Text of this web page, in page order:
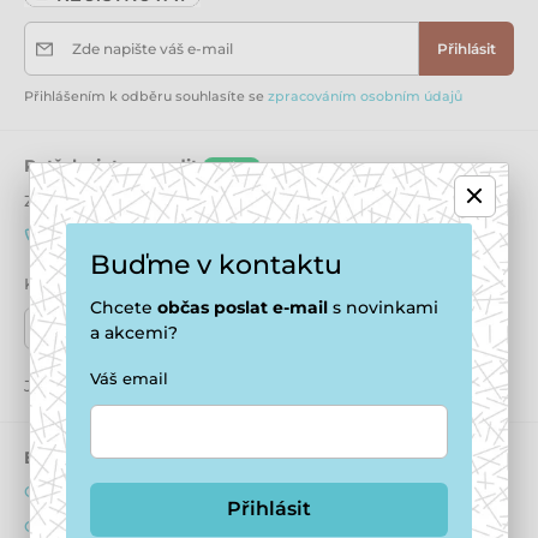
Zde napište váš e-mail Přihlásit
Přihlášením k odběru souhlasíte se zpracováním osobním údajů
Potřebujete poradit online
Zákaznický servis je k dispozici
+420 771 194 837
info@puppydaycare.cz
Kde nás najdete
Naše prodejny
Jsme také na: Instagram
E-shop
Obchodní podmínky
Ochrana osobních údajů
Psí hotel
Buďme v kontaktu
Chcete občas poslat e-mail s novinkami
a akcemi?
Váš email
Přihlásit